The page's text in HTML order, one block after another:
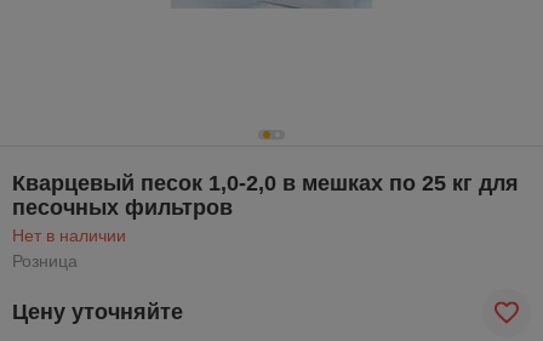
Кварцевый песок 1,0-2,0 в мешках по 25 кг для
песочных фильтров
Нет в наличии
Розница
Цену уточняйте